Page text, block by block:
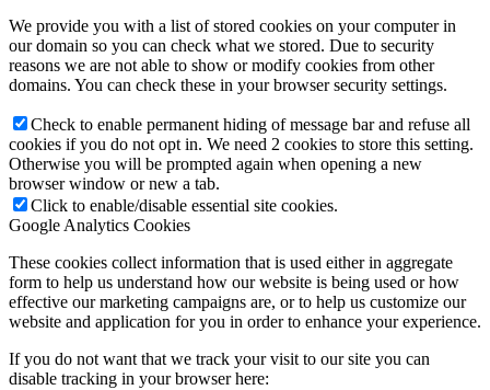
We provide you with a list of stored cookies on your computer in
our domain so you can check what we stored. Due to security
reasons we are not able to show or modify cookies from other
domains. You can check these in your browser security settings.
Check to enable permanent hiding of message bar and refuse all
cookies if you do not opt in. We need 2 cookies to store this setting.
Otherwise you will be prompted again when opening a new
browser window or new a tab.
Click to enable/disable essential site cookies.
Google Analytics Cookies
These cookies collect information that is used either in aggregate
form to help us understand how our website is being used or how
effective our marketing campaigns are, or to help us customize our
website and application for you in order to enhance your experience.
If you do not want that we track your visit to our site you can
disable tracking in your browser here: